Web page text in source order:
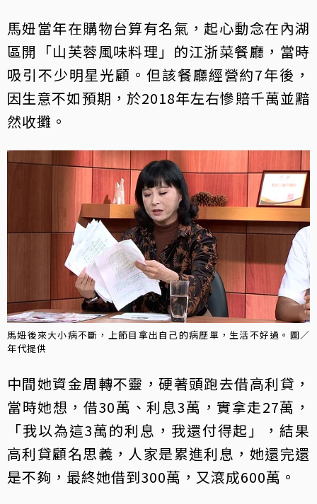
馬妞當年在購物台算有名氣，起心動念在內湖
區開「山芙蓉風味料理」的江浙菜餐廳，當時
吸引不少明星光顧。但該餐廳經營約7年後，
因生意不如預期，於2018年左右慘賠千萬並黯
然收攤。
馬妞後來大小病不斷，上節目拿出自己的病歷單，生活不好過。圖／
年代提供
中間她資金周轉不靈，硬著頭跑去借高利貸，
當時她想，借30萬、利息3萬，實拿走27萬，
「我以為這3萬的利息，我還付得起」，結果
高利貸顧名思義，人家是累進利息，她還完還
是不夠，最終她借到300萬，又滾成600萬。